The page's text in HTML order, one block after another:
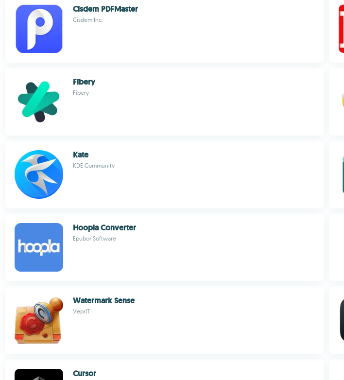
Cisdem PDFMaster
Cisdem Inc.
Fibery
Fibery
Kate
KDE Community
Hoopla Converter
Epubor Software
Watermark Sense
VeprIT
Cursor